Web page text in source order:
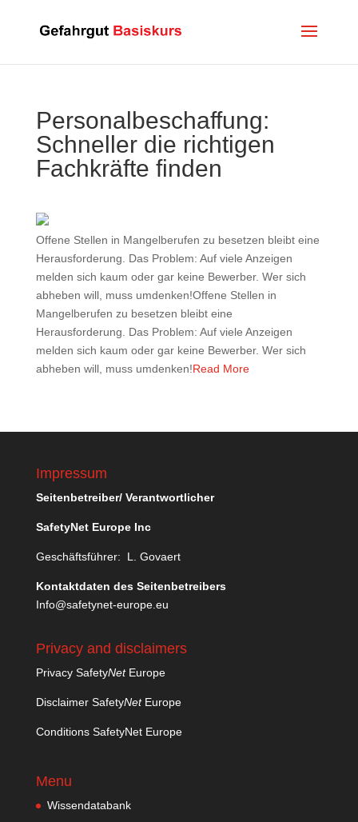
Personalbeschaffung:
Schneller die richtigen
Fachkräfte finden
Offene Stellen in Mangelberufen zu besetzen bleibt eine
Herausforderung. Das Problem: Auf viele Anzeigen
melden sich kaum oder gar keine Bewerber. Wer sich
abheben will, muss umdenken!Offene Stellen in
Mangelberufen zu besetzen bleibt eine
Herausforderung. Das Problem: Auf viele Anzeigen
melden sich kaum oder gar keine Bewerber. Wer sich
abheben will, muss umdenken!Read More
Impressum
Seitenbetreiber/ Verantwortlicher
SafetyNet Europe Inc
Geschäftsführer: L. Govaert
Kontaktdaten des Seitenbetreibers
Info@safetynet-europe.eu
Privacy and disclaimers
Privacy SafetyNetEurope
Disclaimer SafetyNetEurope
Conditions SafetyNet Europe
Menu
Wissendatabank